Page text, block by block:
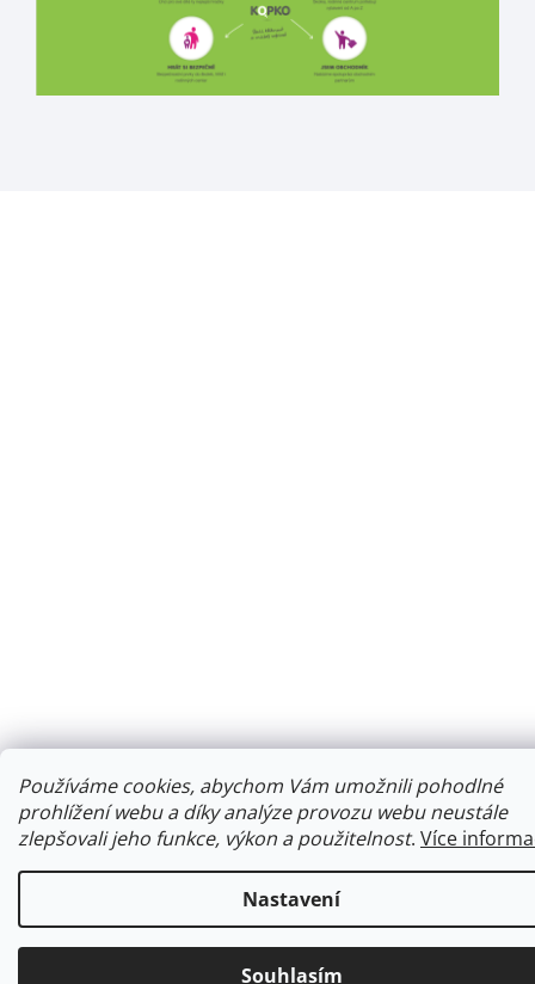
Používáme cookies, abychom Vám umožnili pohodlné
prohlížení webu a díky analýze provozu webu neustále
zlepšovali jeho funkce, výkon a použitelnost. Více
Nastavení
Souhlasím